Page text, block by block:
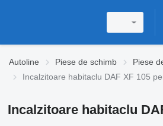
Autoline Piese de schimb Piese
Incalzitoare habitaclu DAF XF 105
Incalzitoare habitaclu